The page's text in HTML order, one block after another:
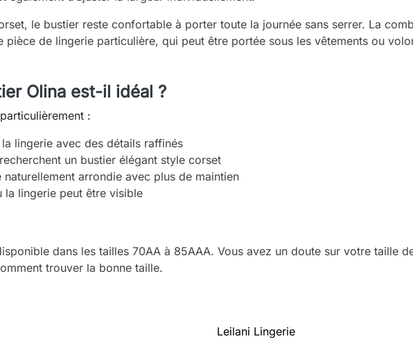
le bustier reste confortable à porter toute la journée sans serrer. La
pièce de lingerie particulière, qui peut être portée sous les vêtements ou
Olina est-il idéal ?
:
lingerie avec des détails raffinés
un bustier élégant style corset
naturellement arrondie avec plus de maintien
la lingerie peut être visible
dans les tailles 70AA à 85AAA. Vous avez un doute sur votre taille
trouver la bonne taille.
Leilani Lingerie